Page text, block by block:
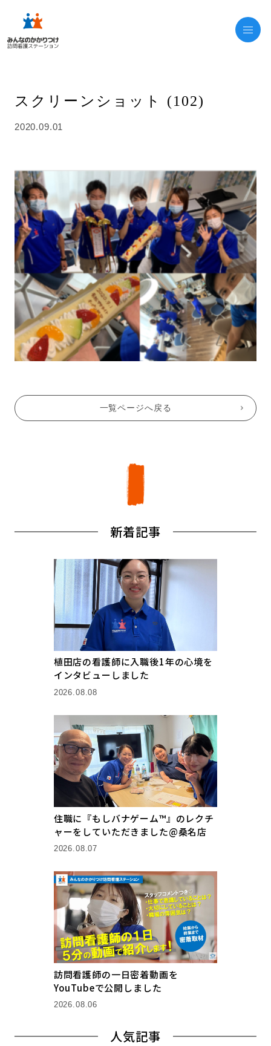
スクリーンショット (102)
2020.09.01
一覧ページへ戻る
新着記事
植田店の看護師に入職後1年の心境を
インタビューしました
2026.08.08
住職に『もしバナゲーム™』のレクチ
ャーをしていただきました@桑名店
2026.08.07
訪問看護師の一日密着動画を
YouTubeで公開しました
2026.08.06
人気記事